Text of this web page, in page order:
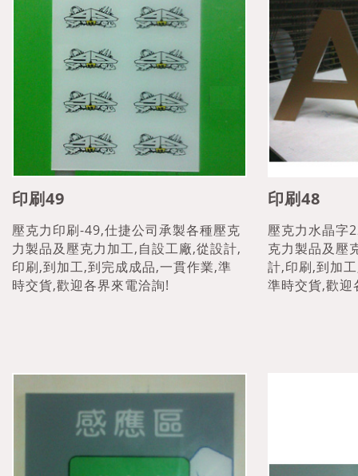
印刷49
壓克力印刷-49,仕捷公司承製各種壓克
力製品及壓克力加工,自設工廠,從設計,
印刷,到加工,到完成成品,一貫作業,準
時交貨,歡迎各界來電洽詢!
印刷48
壓克力水晶字
克力製品及壓
計,印刷,到加
準時交貨,歡